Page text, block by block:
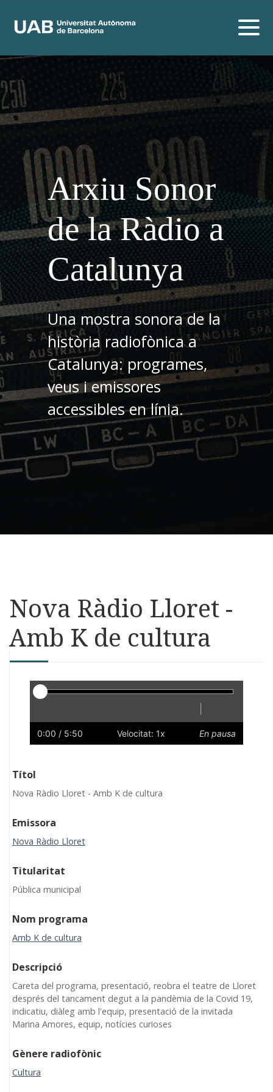
Arxiu Sonor
de la Ràdio a
Catalunya
Una mostra sonora de la
història radiofònica a
Catalunya: programes,
veus i emissores
accessibles en línia.
Nova Ràdio Lloret -
Amb K de cultura
Reproductor
Lent
0:00 / 5:50 Velocitat: 1x En pausa
Títol
Nova Ràdio Lloret - Amb K de cultura
Emissora
Nova Ràdio Lloret
Titularitat
Pública municipal
Nom programa
Amb K de cultura
Descripció
Careta del programa, presentació, reobra el teatre de Lloret
després del tancament degut a la pandèmia de la Covid 19,
indicatiu, diàleg amb l'equip, presentació de la invitada
Marina Amores, equip, notícies curioses
Gènere radiofònic
Cultura